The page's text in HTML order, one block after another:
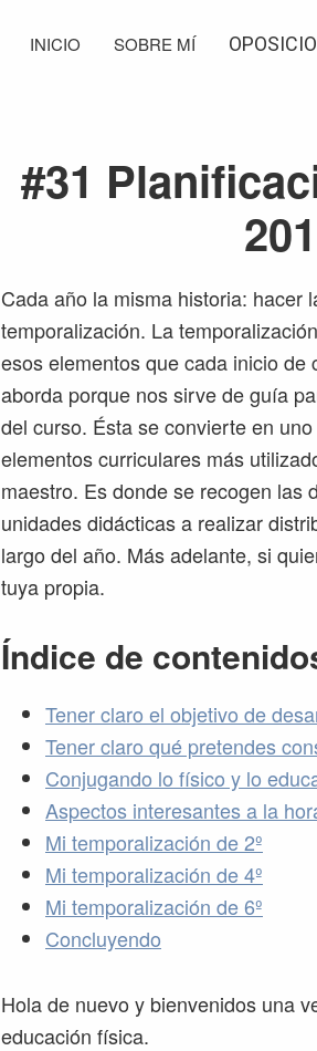
INICIO SOBRE MÍ
#31
Cada año la misma historia: hacer
temporalización. La
esos elementos que cada inicio de
aborda porque nos sirve de guía
del curso. Ésta se convierte en
elementos curriculares más
maestro. Es donde se recogen las
unidades didácticas a realizar
largo del año. Más adelante, si
tuya propia.
Índice de
Tener claro el objetivo de
Tener claro qué pretendes
Conjugando lo físico y lo
Aspectos interesantes a la
Mi temporalización de 2º
Mi temporalización de 4º
Mi temporalización de 6º
Concluyendo
Hola de nuevo y bienvenidos una
educación física.